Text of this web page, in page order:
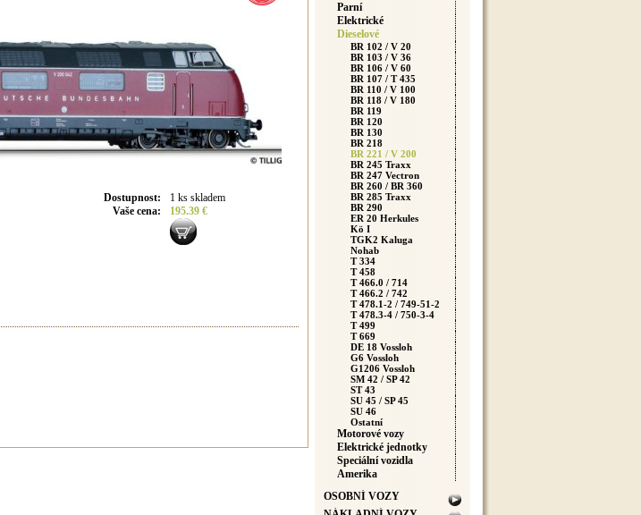
Dostupnost:
1 ks skladem
Vaše cena: 195.39 €
Parní
Elektrické
Dieselové
BR 102 / V 20
BR 103 / V 36
BR 106 / V 60
BR 107 / T 435
BR 110 / V 100
BR 118 / V 180
BR 119
BR 120
BR 130
BR 218
BR 221 / V 200
BR 245 Traxx
BR 247 Vectron
BR 260 / BR 360
BR 285 Traxx
BR 290
ER 20 Herkules
Kö I
TGK2 Kaluga
Nohab
T 334
T 458
T 466.0 / 714
T 466.2 / 742
T 478.1-2 / 749-51-2
T 478.3-4 / 750-3-4
T 499
T 669
DE 18 Vossloh
G6 Vossloh
G1206 Vossloh
SM 42 / SP 42
ST 43
SU 45 / SP 45
SU 46
Ostatní
Motorové vozy
Elektrické jednotky
Speciální vozidla
Amerika
OSOBNÍ VOZY